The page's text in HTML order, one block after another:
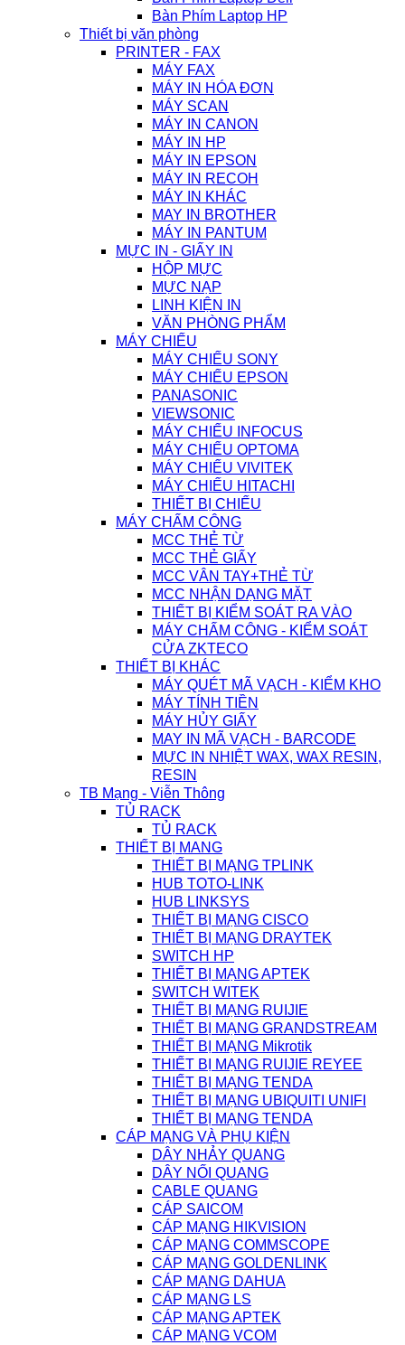
Bàn Phím Laptop HP
Thiết bị văn phòng
PRINTER - FAX
MÁY FAX
MÁY IN HÓA ĐƠN
MÁY SCAN
MÁY IN CANON
MÁY IN HP
MÁY IN EPSON
MÁY IN RECOH
MÁY IN KHÁC
MAY IN BROTHER
MÁY IN PANTUM
MỰC IN - GIẤY IN
HỘP MỰC
MỰC NẠP
LINH KIỆN IN
VĂN PHÒNG PHẨM
MÁY CHIẾU
MÁY CHIẾU SONY
MÁY CHIẾU EPSON
PANASONIC
VIEWSONIC
MÁY CHIẾU INFOCUS
MÁY CHIẾU OPTOMA
MÁY CHIẾU VIVITEK
MÁY CHIẾU HITACHI
THIẾT BỊ CHIẾU
MÁY CHẤM CÔNG
MCC THẺ TỪ
MCC THẺ GIẤY
MCC VÂN TAY+THẺ TỪ
MCC NHẬN DẠNG MẶT
THIẾT BỊ KIỂM SOÁT RA VÀO
MÁY CHẤM CÔNG - KIỂM SOÁT
CỬA ZKTECO
THIẾT BỊ KHÁC
MÁY QUÉT MÃ VẠCH - KIỂM KHO
MÁY TÍNH TIỀN
MÁY HỦY GIẤY
MAY IN MÃ VẠCH - BARCODE
MỰC IN NHIỆT WAX, WAX RESIN,
RESIN
TB Mạng - Viễn Thông
TỦ RACK
TỦ RACK
THIẾT BỊ MANG
THIẾT BỊ MẠNG TPLINK
HUB TOTO-LINK
HUB LINKSYS
THIẾT BỊ MẠNG CISCO
THIẾT BỊ MẠNG DRAYTEK
SWITCH HP
THIẾT BỊ MẠNG APTEK
SWITCH WITEK
THIẾT BỊ MẠNG RUIJIE
THIẾT BỊ MẠNG GRANDSTREAM
THIẾT BỊ MẠNG Mikrotik
THIẾT BỊ MẠNG RUIJIE REYEE
THIẾT BỊ MẠNG TENDA
THIẾT BỊ MẠNG UBIQUITI UNIFI
THIẾT BỊ MẠNG TENDA
CÁP MẠNG VÀ PHỤ KIỆN
DÂY NHẢY QUANG
DÂY NỐI QUANG
CABLE QUANG
CÁP SAICOM
CÁP MẠNG HIKVISION
CÁP MẠNG COMMSCOPE
CÁP MẠNG GOLDENLINK
CÁP MẠNG DAHUA
CÁP MẠNG LS
CÁP MẠNG APTEK
CÁP MẠNG VCOM